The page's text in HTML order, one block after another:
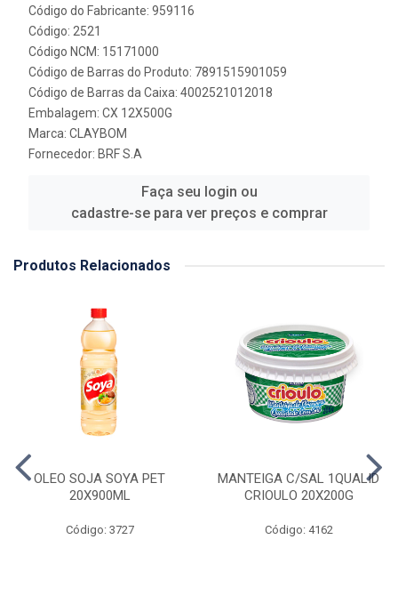
Código do Fabricante: 959116
Código: 2521
Código NCM: 15171000
Código de Barras do Produto: 7891515901059
Código de Barras da Caixa: 4002521012018
Embalagem: CX 12X500G
Marca: CLAYBOM
Fornecedor: BRF S.A
Faça seu login ou
cadastre-se para ver preços e comprar
Produtos Relacionados
OLEO SOJA SOYA PET
20X900ML
Código: 3727
MANTEIGA C/SAL 1QUALID
CRIOULO 20X200G
Código: 4162